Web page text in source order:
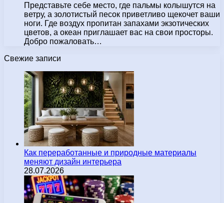
Представьте себе место, где пальмы колышутся на
ветру, а золотистый песок приветливо щекочет ваши
ноги. Где воздух пропитан запахами экзотических
цветов, а океан приглашает вас на свои просторы.
Добро пожаловать…
Свежие записи
Как переработанные и природные материалы
меняют дизайн интерьера
28.07.2026